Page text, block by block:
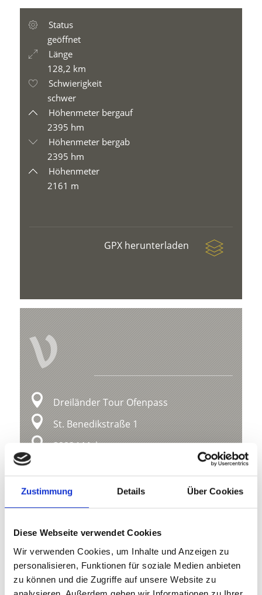
Zustimmung Details Über Cookies
Diese Webseite verwendet Cookies
Wir verwenden Cookies, um Inhalte und Anzeigen zu
personalisieren, Funktionen für soziale Medien anbieten
zu können und die Zugriffe auf unsere Website zu
Status
geöffnet
Länge
128,2 km
Schwierigkeit
schwer
Höhenmeter bergauf
2395 hm
Höhenmeter bergab
2395 hm
Höhenmeter
2161 m
GPX herunterladen
V
Dreiländer Tour Ofenpass
St. Benedikstraße 1
39024 Mals
Lage